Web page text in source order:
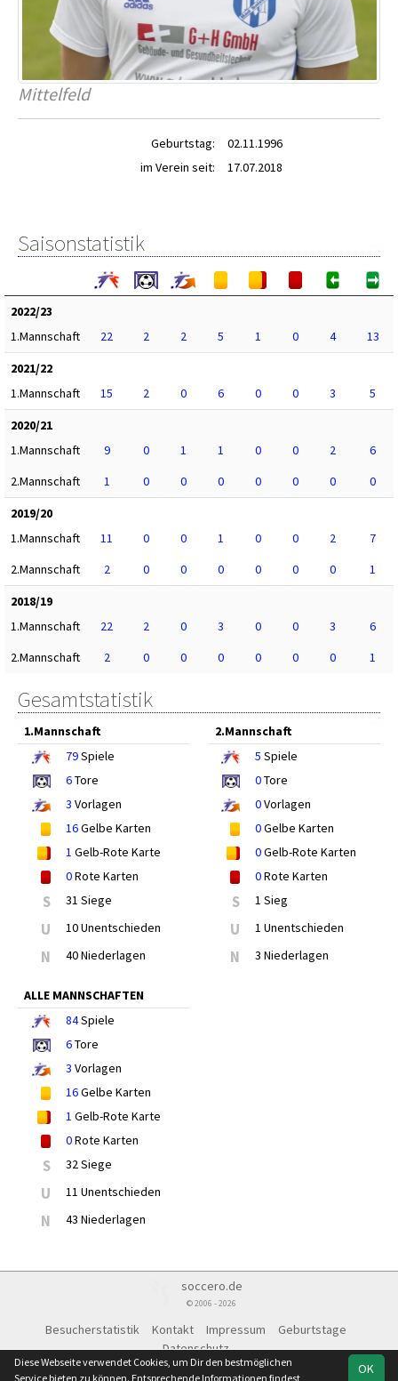
Mittelfeld
Geburtstag:
02.11.1996
im Verein seit:
17.07.2018
Saisonstatistik
2022/23
1.Mannschaft
22 2 2 5 1 0 4
13
2021/22
1.Mannschaft
15 2 0 6 0 0 3
5
2020/21
1.Mannschaft
9 0 1 1 0 0 2
6
2.Mannschaft
1 0 0 0 0 0 0
0
2019/20
1.Mannschaft
11 0 0 1 0 0 2
7
2.Mannschaft
2 0 0 0 0 0 0
1
2018/19
1.Mannschaft
22 2 0 3 0 0 3
6
2.Mannschaft
2 0 0 0 0 0 0 1
Gesamtstatistik
1.Mannschaft
79Spiele
6Tore
3 Vorlagen
16Gelbe Karten
1 Gelb-Rote Karte
0Rote Karten
S 31 Siege
U 10 Unentschieden
N 40 Niederlagen
2.Mannschaft
5 Spiele
0Tore
0Vorlagen
0Gelbe Karten
0Gelb-Rote Karten
0Rote Karten
S 1 Sieg
U 1 Unentschieden
N 3 Niederlagen
ALLE MANNSCHAFTEN
84Spiele
6Tore
3 Vorlagen
16Gelbe Karten
1 Gelb-Rote Karte
0Rote Karten
S 32 Siege
U 11 Unentschieden
N 43 Niederlagen
soccero.de
© 2006 - 2026
Besucherstatistik Kontakt Impressum
Geburtstage
Datenschutz
OK
Diese Webseite verwendet Cookies, um Dir den bestmöglichen
Service bieten zu können. Entsprechende Informationen findest